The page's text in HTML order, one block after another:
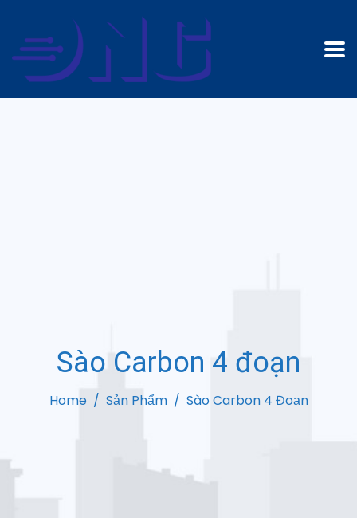
Sào Carbon 4 đoạn
Home Sản Phẩm Sào Carbon 4 Đoạn